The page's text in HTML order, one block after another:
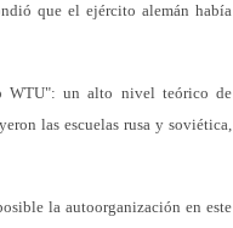
que el ejército alemán había
WTU": un alto nivel teórico de
las escuelas rusa y soviética,
la autoorganización en este